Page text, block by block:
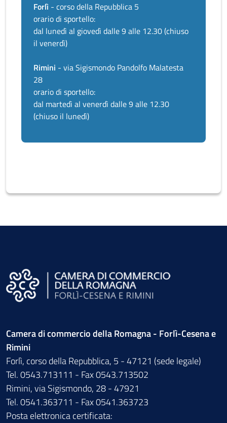
Forlì - corso della Repubblica 5
orario di sportello:
dal lunedì al giovedì dalle 9 alle 12.30 (chiuso
il venerdì)
Rimini - via Sigismondo Pandolfo Malatesta
28
orario di sportello:
dal martedì al venerdì dalle 9 alle 12.30
(chiuso il lunedì)
Camera di commercio della Romagna - Forlì-Cesena e
Rimini
Forlì, corso della Repubblica, 5 - 47121 (sede legale)
Tel. 0543.713111 - Fax 0543.713502
Rimini, via Sigismondo, 28 - 47921
Tel. 0541.363711 - Fax 0541.363723
Posta elettronica certificata: